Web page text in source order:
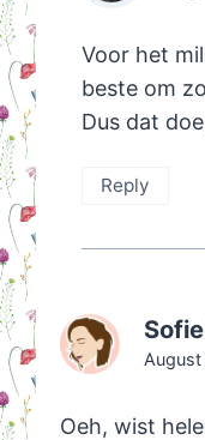
Voor het
beste om
Dus dat
Reply
August
Oeh, wist